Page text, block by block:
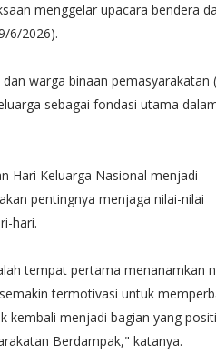
menggelar upacara bendera
6/2026).
warga binaan pemasyarakatan
sebagai fondasi utama
Hari Keluarga Nasional menjadi
pentingnya menjaga nilai-nilai
hari.
tempat pertama menanamkan
termotivasi untuk
kembali menjadi bagian yang
Berdampak," katanya.